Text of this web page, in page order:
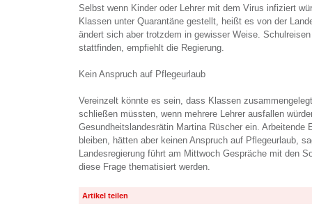
Selbst wenn Kinder oder Lehrer mit dem Virus infiziert
Klassen unter Quarantäne gestellt, heißt es von der
ändert sich aber trotzdem in gewisser Weise.
stattfinden, empfiehlt die Regierung.
Kein Anspruch auf Pflegeurlaub
Vereinzelt könnte es sein, dass Klassen
schließen müssten, wenn mehrere Lehrer ausfallen
Gesundheitslandesrätin Martina Rüscher ein. Arbeitende
bleiben, hätten aber keinen Anspruch auf Pflegeurlaub,
Landesregierung führt am Mittwoch Gespräche mit den
diese Frage thematisiert werden.
Artikel teilen